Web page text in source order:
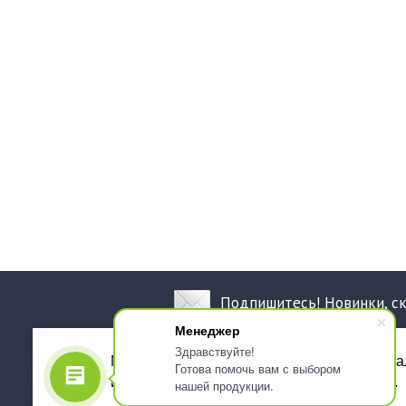
Менеджер
Здравствуйте!
Готова помочь вам с выбором
нашей продукции.
Подпишитесь! Новинки,
Мы используем файлы cookie, для
использованием сервиса Яндекс.Метрика.